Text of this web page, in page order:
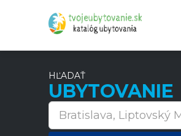
HĽADAŤ
UBYTOVANIE